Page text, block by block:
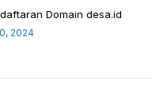
Domain desa.id
2024